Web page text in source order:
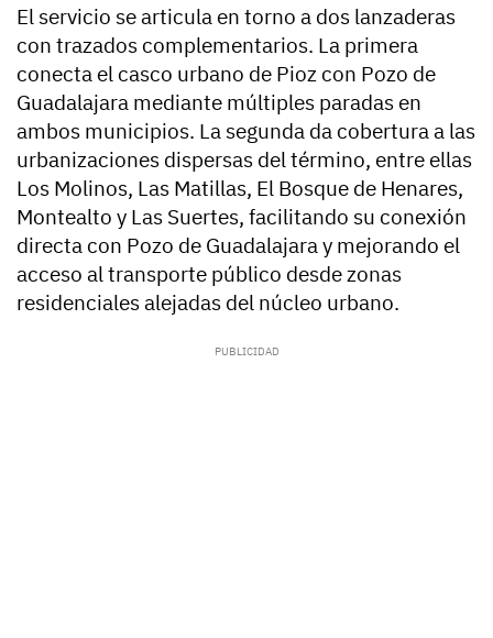
El servicio se articula en torno a dos lanzaderas
con trazados complementarios. La primera
conecta el casco urbano de Pioz con Pozo de
Guadalajara mediante múltiples paradas en
ambos municipios. La segunda da cobertura a las
urbanizaciones dispersas del término, entre ellas
Los Molinos, Las Matillas, El Bosque de Henares,
Montealto y Las Suertes, facilitando su conexión
directa con Pozo de Guadalajara y mejorando el
acceso al transporte público desde zonas
residenciales alejadas del núcleo urbano.